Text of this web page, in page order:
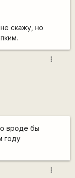
скажу, но
more_vert
вроде бы
году
more_vert